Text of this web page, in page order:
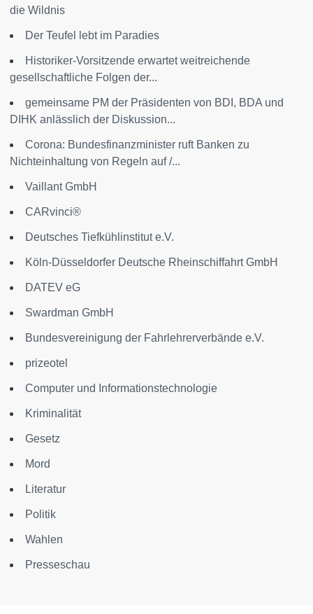
die Wildnis
Der Teufel lebt im Paradies
Historiker-Vorsitzende erwartet weitreichende
gesellschaftliche Folgen der...
gemeinsame PM der Präsidenten von BDI, BDA und
DIHK anlässlich der Diskussion...
Corona: Bundesfinanzminister ruft Banken zu
Nichteinhaltung von Regeln auf /...
Vaillant GmbH
CARvinci®
Deutsches Tiefkühlinstitut e.V.
Köln-Düsseldorfer Deutsche Rheinschiffahrt GmbH
DATEV eG
Swardman GmbH
Bundesvereinigung der Fahrlehrerverbände e.V.
prizeotel
Computer und Informationstechnologie
Kriminalität
Gesetz
Mord
Literatur
Politik
Wahlen
Presseschau